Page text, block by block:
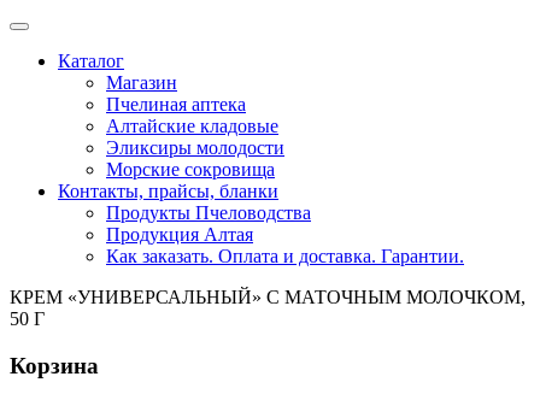
Каталог
Магазин
Пчелиная аптека
Алтайские кладовые
Эликсиры молодости
Морские сокровища
Контакты, прайсы, бланки
Продукты Пчеловодства
Продукция Алтая
Как заказать. Оплата и доставка. Гарантии.
КРЕМ «УНИВЕРСАЛЬНЫЙ» С МАТОЧНЫМ МОЛОЧКОМ,
50 Г
Корзина